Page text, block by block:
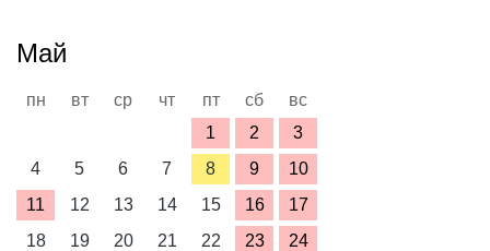
Май
пн вт ср чт пт сб
вс
1
2
3
4
5 6 7 8 9
10
11
12 13 14 15 16
17
18
19 20 21 22 23
24